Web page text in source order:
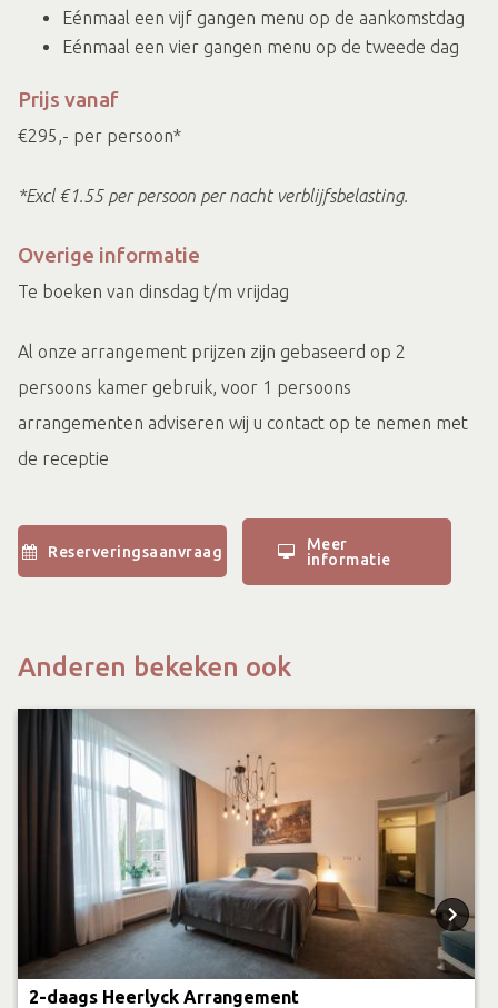
Eénmaal een vijf gangen menu op de aankomstdag
Eénmaal een vier gangen menu op de tweede dag
Prijs vanaf
€295,- per persoon*
*Excl €1.55 per persoon per nacht verblijfsbelasting.
Overige informatie
Te boeken van dinsdag t/m vrijdag
Al onze arrangement prijzen zijn gebaseerd op 2
persoons kamer gebruik, voor 1 persoons
arrangementen adviseren wij u contact op te nemen met
de receptie
Reserveringsaanvraag
Meer
informatie
Anderen bekeken ook
2-daags Heerlyck Arrangement